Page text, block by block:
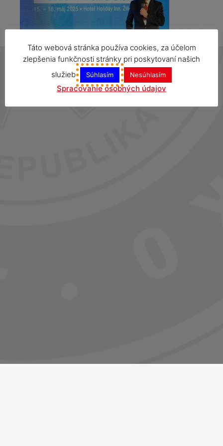
Táto webová stránka používa cookies, za účelom
zlepšenia funkčnosti stránky pri poskytovaní našich
služieb
Súhlasím Nesúhlasím
Spracovanie osobných údajov